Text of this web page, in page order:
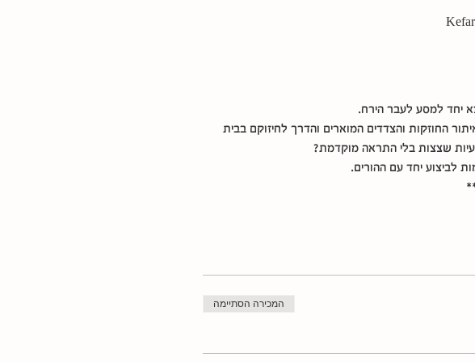
יחד למסע לעבר הירח.
החוזקות והצדדים המוארים והדרך לחיזוקם בבית
שצצות בלי התראה מוקדמת?
לביצוע יחד עם ההורים.
המכירה הסתיימה